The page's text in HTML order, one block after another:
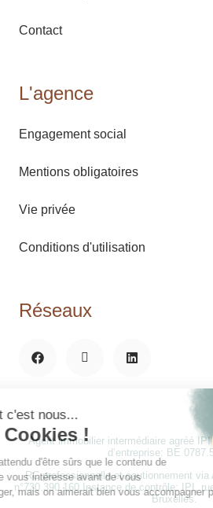
Contact
L'agence
Engagement social
Mentions obligatoires
Vie privée
Conditions d'utilisation
Réseaux
Agent immobilier intermédiaire agréé
d’entreprise: BE
RC professionnelle et cautionnement
n°730.390.160 Instance de contrôle: IPI,
Bruxelles.